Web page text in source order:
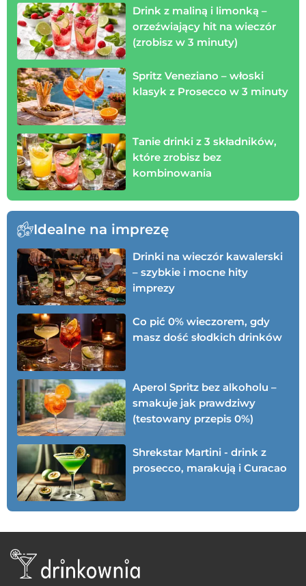
Drink z maliną i limonką –
orzeźwiający hit na wieczór
(zrobisz w 3 minuty)
Spritz Veneziano – włoski
klasyk z Prosecco w 3 minuty
Tanie drinki z 3 składników,
które zrobisz bez
kombinowania
Idealne na imprezę
Drinki na wieczór kawalerski
– szybkie i mocne hity
imprezy
Co pić 0% wieczorem, gdy
masz dość słodkich drinków
Aperol Spritz bez alkoholu –
smakuje jak prawdziwy
(testowany przepis 0%)
Shrekstar Martini - drink z
prosecco, marakują i Curacao